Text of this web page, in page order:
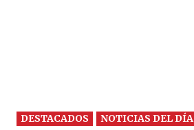
DESTACADOS NOTICIAS DEL DÍA